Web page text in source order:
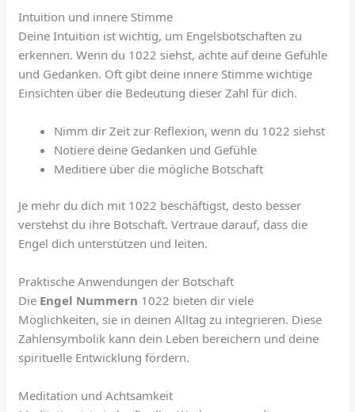
Intuition und innere Stimme
Deine Intuition ist wichtig, um Engelsbotschaften zu
erkennen. Wenn du 1022 siehst, achte auf deine Gefühle
und Gedanken. Oft gibt deine innere Stimme wichtige
Einsichten über die Bedeutung dieser Zahl für dich.
Nimm dir Zeit zur Reflexion, wenn du 1022 siehst
Notiere deine Gedanken und Gefühle
Meditiere über die mögliche Botschaft
Je mehr du dich mit 1022 beschäftigst, desto besser
verstehst du ihre Botschaft. Vertraue darauf, dass die
Engel dich unterstützen und leiten.
Praktische Anwendungen der Botschaft
Die Engel Nummern 1022 bieten dir viele
Möglichkeiten, sie in deinen Alltag zu integrieren. Diese
Zahlensymbolik kann dein Leben bereichern und deine
spirituelle Entwicklung fördern.
Meditation und Achtsamkeit